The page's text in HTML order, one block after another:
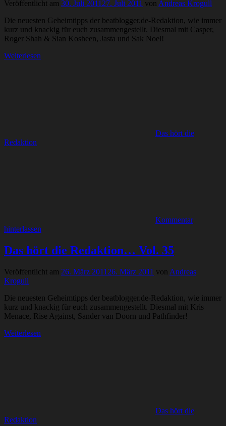
Veröffentlicht am 30. Juli 2011 27. Juli 2011 von Andreas Krogull
Die neuesten Geheimtipps der beatblogger.de-Redaktion, wie immer
kurz und knackig für euch zusammengestellt. Diesmal mit Casper,
Roger Shah & Sian Kosheen, Jasta und Sak Noel!
Weiterlesen
Das hört die
Redaktion
Kommentar
hinterlassen
Das hört die Redaktion… Vol. 35
Veröffentlicht am 26. März 2011 26. März 2011 von Andreas
Krogull
Die neuesten Geheimtipps der beatblogger.de-Redaktion, wie immer
kurz und knackig für euch zusammengestellt. Diesmal mit Kris
Menace, Rise Against, Sander van Doorn und Pathfinder!
Weiterlesen
Das hört die
Redaktion